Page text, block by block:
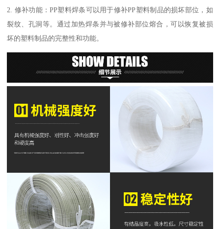
2. 修补功能：PP塑料焊条可以用于修补PP塑料制品的损坏部位，如
裂纹、孔洞等。通过加热焊条并与被修补部位熔合，可以恢复被损
坏的塑料制品的完整性和功能。